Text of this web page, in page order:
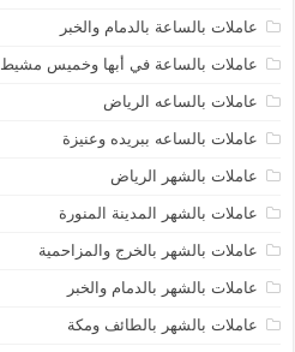
عاملات بالساعة بالدمام والخبر
عاملات بالساعة في أبها وخميس مشيط
عاملات بالساعه الرياض
عاملات بالساعه ببريده وعنيزة
عاملات بالشهر الرياض
عاملات بالشهر المدينة المنورة
عاملات بالشهر بالخرج والمزاحمية
عاملات بالشهر بالدمام والخبر
عاملات بالشهر بالطائف ومكة